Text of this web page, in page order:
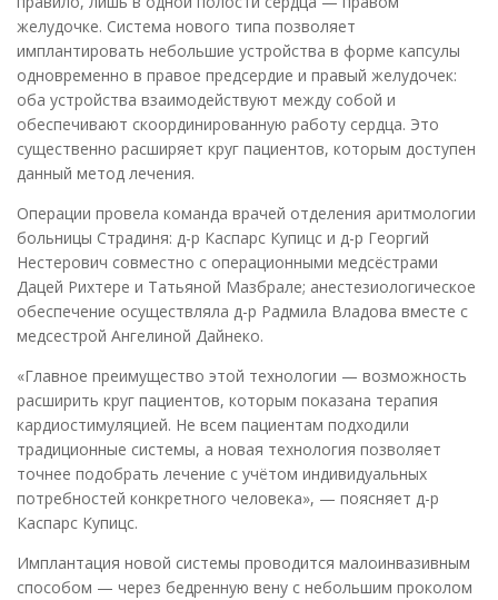
желудочке. Система нового типа позволяет
имплантировать небольшие устройства в форме капсулы
одновременно в правое предсердие и правый желудочек:
оба устройства взаимодействуют между собой и
обеспечивают скоординированную работу сердца. Это
существенно расширяет круг пациентов, которым доступен
данный метод лечения.
Операции провела команда врачей отделения аритмологии
больницы Страдиня: д-р Каспарс Купицс и д-р Георгий
Нестерович совместно с операционными медсёстрами
Дацей Рихтере и Татьяной Мазбрале; анестезиологическое
обеспечение осуществляла д-р Радмила Владова вместе с
медсестрой Ангелиной Дайнеко.
«Главное преимущество этой технологии — возможность
расширить круг пациентов, которым показана терапия
кардиостимуляцией. Не всем пациентам подходили
традиционные системы, а новая технология позволяет
точнее подобрать лечение с учётом индивидуальных
потребностей конкретного человека», — поясняет д-р
Каспарс Купицс.
Имплантация новой системы проводится малоинвазивным
способом — через бедренную вену с небольшим проколом